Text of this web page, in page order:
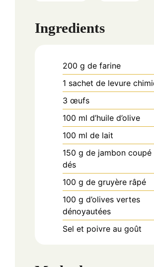
Ingredients
200 g de farine
1 sachet de levure
3 œufs
100 ml d’huile d’olive
100 ml de lait
150 g de jambon coupé
dés
100 g de gruyère râpé
100 g d’olives vertes
dénoyautées
Sel et poivre au goût